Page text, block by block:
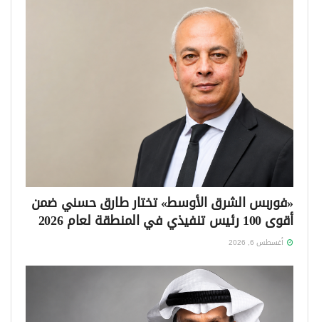
«فوربس الشرق الأوسط» تختار طارق حسني ضمن
أقوى 100 رئيس تنفيذي في المنطقة لعام 2026
أغسطس 6, 2026